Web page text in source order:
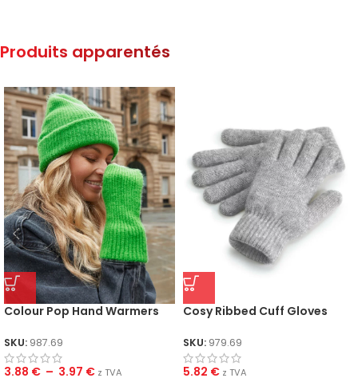
Produits apparentés
Colour Pop Hand Warmers
SKU: 987.69
3.88 € – 3.97 € z TVA
Cosy Ribbed Cuff Gloves
SKU: 979.69
5.82 € z TVA